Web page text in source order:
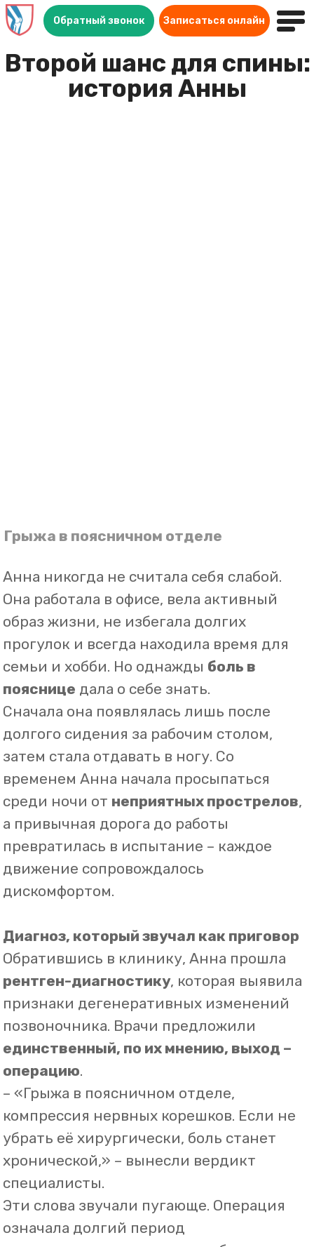
Записаться онлайн
Обратный звонок
затем стала отдавать в ногу. Со
среди ночи от неприятных прострелов,
а привычная дорога до работы
превратилась в испытание – каждое
движение сопровождалось
Диагноз, который звучал как приговор
Обратившись в клинику, Анна прошла
рентген-диагностику
признаки дегенеративных изменений
позвоночника. Врачи предложили
операцию
– «Грыжа в поясничном отделе,
компрессия нервных корешков. Если не
убрать её хирургически, боль станет
хронической,» – вынесли вердикт
специалисты.
означала долгий период
восстановления, риски и необходимость
Она начала искать альтернативу.
лечения
Так она оказалась в клинике«Блокада
Боли», где впервые услышала, что
операция — не единственное решение
– «Главное – снять воспаление,
освободить нервные корешки и
восстановить нормальную работу
позвоночника. Мы сможем помочь без
хирургического вмешательства,» –
уверенно сказал врач.
После детальной консультации Анне
назначиликомплексную терапию,
включающую:
✔
снятия боли.
✔Физиотерапию– для ускорения
история Анны